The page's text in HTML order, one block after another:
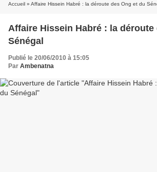
Accueil » Affaire Hissein Habré : la déroute des Ong et du
Affaire Hissein Habré : la déroute
Sénégal
Publié le 20/06/2010 à 15:05
Par Ambenatna